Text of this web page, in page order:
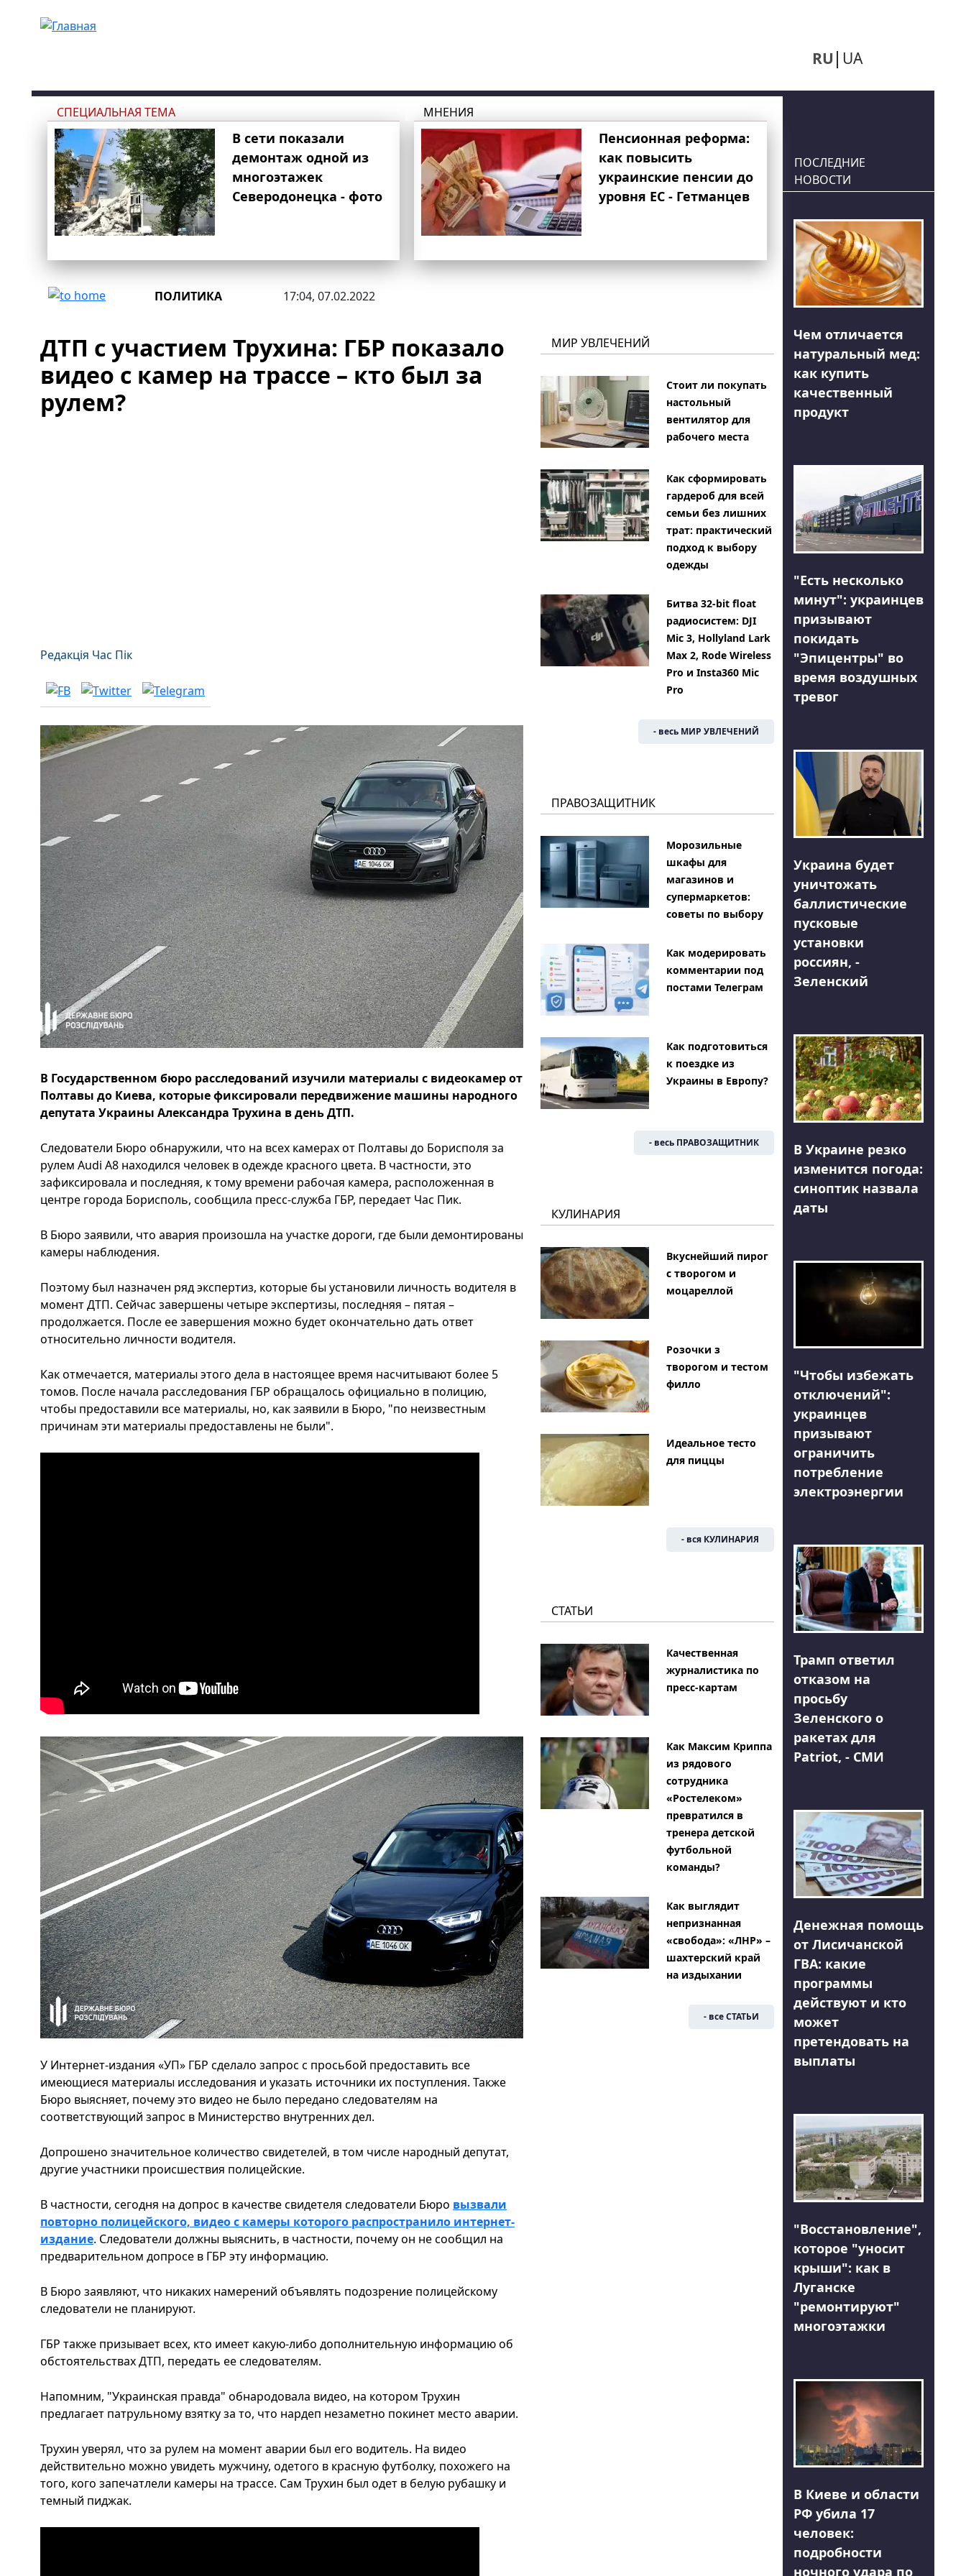
RU UA
СПЕЦИАЛЬНАЯ ТЕМА
В сети показали
демонтаж одной из
многоэтажек
Северодонецка - фото
МНЕНИЯ
Пенсионная реформа:
как повысить
украинские пенсии до
уровня ЕС - Гетманцев
ПОЛИТИКА 17:04, 07.02.2022
ДТП с участием Трухина: ГБР показало
видео с камер на трассе – кто был за
рулем?
Редакція Час Пік
В Государственном бюро расследований изучили материалы с видеокамер от
Полтавы до Киева, которые фиксировали передвижение машины народного
депутата Украины Александра Трухина в день ДТП.
Следователи Бюро обнаружили, что на всех камерах от Полтавы до Борисполя за
рулем Audi A8 находился человек в одежде красного цвета. В частности, это
зафиксировала и последняя, ​​к тому времени рабочая камера, расположенная в
центре города Борисполь, сообщила пресс-служба ГБР, передает Час Пик.
В Бюро заявили, что авария произошла на участке дороги, где были демонтированы
камеры наблюдения.
Поэтому был назначен ряд экспертиз, которые бы установили личность водителя в
момент ДТП. Сейчас завершены четыре экспертизы, последняя – пятая –
продолжается. После ее завершения можно будет окончательно дать ответ
относительно личности водителя.
Как отмечается, материалы этого дела в настоящее время насчитывают более 5
томов. После начала расследования ГБР обращалось официально в полицию,
чтобы предоставили все материалы, но, как заявили в Бюро, "по неизвестным
причинам эти материалы предоставлены не были".
У Интернет-издания «УП» ГБР сделало запрос с просьбой предоставить все
имеющиеся материалы исследования и указать источники их поступления. Также
Бюро выясняет, почему это видео не было передано следователям на
соответствующий запрос в Министерство внутренних дел.
Допрошено значительное количество свидетелей, в том числе народный депутат,
другие участники происшествия полицейские.
В частности, сегодня на допрос в качестве свидетеля следователи Бюро вызвали
повторно полицейского, видео с камеры которого распространило интернет-
издание. Следователи должны выяснить, в частности, почему он не сообщил на
предварительном допросе в ГБР эту информацию.
В Бюро заявляют, что никаких намерений объявлять подозрение полицейскому
следователи не планируют.
ГБР также призывает всех, кто имеет какую-либо дополнительную информацию об
обстоятельствах ДТП, передать ее следователям.
Напомним, "Украинская правда" обнародовала видео, на котором Трухин
предлагает патрульному взятку за то, что нардеп незаметно покинет место аварии.
Трухин уверял, что за рулем на момент аварии был его водитель. На видео
действительно можно увидеть мужчину, одетого в красную футболку, похожего на
того, кого запечатлели камеры на трассе. Сам Трухин был одет в белую рубашку и
темный пиджак.
МИР УВЛЕЧЕНИЙ
Стоит ли покупать
настольный
вентилятор для
рабочего места
Как сформировать
гардероб для всей
семьи без лишних
трат: практический
подход к выбору
одежды
Битва 32-bit float
радиосистем: DJI
Mic 3, Hollyland Lark
Max 2, Rode Wireless
Pro и Insta360 Mic
Pro
- весь МИР УВЛЕЧЕНИЙ
ПРАВОЗАЩИТНИК
Морозильные
шкафы для
магазинов и
супермаркетов:
советы по выбору
Как модерировать
комментарии под
постами Телеграм
Как подготовиться
к поездке из
Украины в Европу?
- весь ПРАВОЗАЩИТНИК
КУЛИНАРИЯ
Вкуснейший пирог
с творогом и
моцареллой
Розочки з
творогом и тестом
филло
Идеальное тесто
для пиццы
- вся КУЛИНАРИЯ
СТАТЬИ
Качественная
журналистика по
пресс-картам
Как Максим Криппа
из рядового
сотрудника
«Ростелеком»
превратился в
тренера детской
футбольной
команды?
Как выглядит
непризнанная
«свобода»: «ЛНР» –
шахтерский край
на издыхании
- все СТАТЬИ
ПОСЛЕДНИЕ
НОВОСТИ
Чем отличается
натуральный мед:
как купить
качественный
продукт
"Есть несколько
минут": украинцев
призывают
покидать
"Эпицентры" во
время воздушных
тревог
Украина будет
уничтожать
баллистические
пусковые
установки
россиян, -
Зеленский
В Украине резко
изменится погода:
синоптик назвала
даты
"Чтобы избежать
отключений":
украинцев
призывают
ограничить
потребление
электроэнергии
Трамп ответил
отказом на
просьбу
Зеленского о
ракетах для
Patriot, - СМИ
Денежная помощь
от Лисичанской
ГВА: какие
программы
действуют и кто
может
претендовать на
выплаты
"Восстановление",
которое "уносит
крыши": как в
Луганске
"ремонтируют"
многоэтажки
В Киеве и области
РФ убила 17
человек:
подробности
ночного удара по